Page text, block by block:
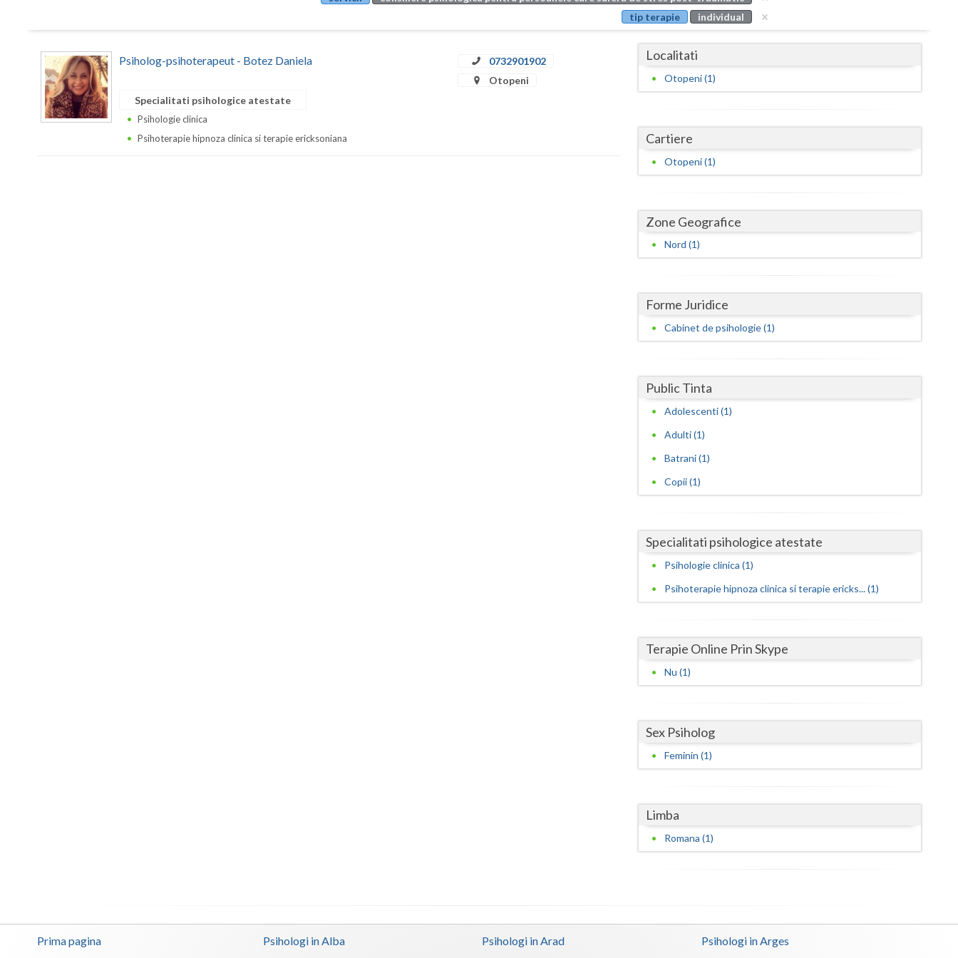
Buzau
Cluj
Covasna
Dambovita
Dolj
Galati
Gorj
Harghita
Ialomita
Mehedinti
Neamt
Salaj
Satu-Mare
Suceava
Tulcea
tip terapie
individual
Psiholog-psihoterapeut - Botez Daniela
0732901902
Otopeni
Specialitati psihologice atestate
Psihologie clinica
Psihoterapie hipnoza clinica si terapie ericksoniana
Localitati
Otopeni (1)
Cartiere
Otopeni (1)
Zone Geografice
Nord (1)
Forme Juridice
Cabinet de psihologie (1)
Public Tinta
Adolescenti (1)
Adulti (1)
Batrani (1)
Copii (1)
Specialitati psihologice atestate
Psihologie clinica (1)
Psihoterapie hipnoza clinica si terapie ericks... (1)
Terapie Online Prin Skype
Nu (1)
Sex Psiholog
Feminin (1)
Limba
Romana (1)
Prima pagina
Psihologi in Alba Psihologi in Arad
Psihologi in Arges